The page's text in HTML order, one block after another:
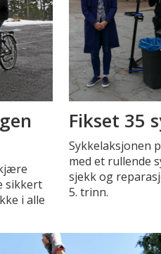
sikkert
i alle
Fikset 35
Sykkelaksjonen
med et rullende
sjekk og
5. trinn.